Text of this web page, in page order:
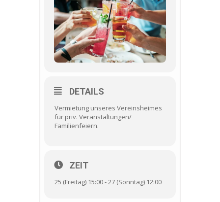
DETAILS
Vermietung unseres Vereinsheimes
für priv. Veranstaltungen/
Familienfeiern.
ZEIT
25 (Freitag) 15:00 - 27 (Sonntag) 12:00